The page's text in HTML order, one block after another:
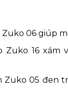
Zuko 06 giúp
Zuko 16 xám
Zuko 05 đen